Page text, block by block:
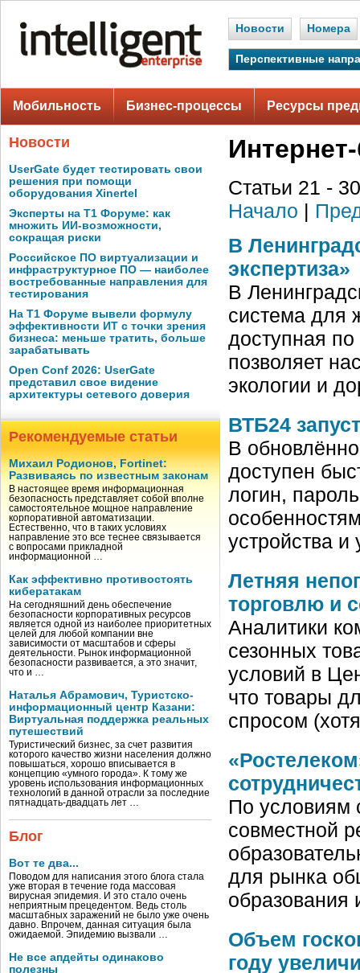
Новости Номера
Перспективные
Мобильность Бизнес-процессы Ресурсы
Новости
UserGate будет тестировать свои
решения при помощи
оборудования Xinertel
Эксперты на Т1 Форуме: как
множить ИИ-возможности,
сокращая риски
Российское ПО виртуализации и
инфраструктурное ПО — наиболее
востребованные направления для
тестирования
На Т1 Форуме вывели формулу
эффективности ИТ с точки зрения
бизнеса: меньше тратить, больше
зарабатывать
Open Conf 2026: UserGate
представил свое видение
архитектуры сетевого доверия
Рекомендуемые статьи
Михаил Родионов, Fortinet:
Развиваясь по известным законам
В настоящее время информационная
безопасность представляет собой вполне
самостоятельное мощное направление
корпоративной автоматизации.
Естественно, что в таких условиях
направление это все теснее связывается
с вопросами прикладной
информационной …
Как эффективно противостоять
кибератакам
На сегодняшний день обеспечение
безопасности корпоративных ресурсов
является одной из наиболее приоритетных
целей для любой компании вне
зависимости от масштабов и сферы
деятельности. Рынок информационной
безопасности развивается, а это значит,
что и …
Наталья Абрамович, Туристско-
информационный центр Казани:
Виртуальная поддержка реальных
путешествий
Туристический бизнес, за счет развития
которого качество жизни населения должно
повышаться, хорошо вписывается в
концепцию «умного города». К тому же
уровень использования информационных
технологий в данной отрасли за последние
пятнадцать-двадцать лет …
Блог
Вот те два...
Поводом для написания этого блога стала
уже вторая в течение года массовая
вирусная эпидемия. И это стало очень
неприятным прецедентом. Ведь столь
масштабных заражений не было уже очень
давно. Впрочем, данная ситуация была
ожидаемой. Эпидемию вызвали …
Не все апдейты одинаково
полезны
Статьи 21 -
Начало |
В
экспертиза»
В
система для
доступная
позволяет
экологии и
ВТБ24
В
доступен
логин,
устройства
Летняя
торговлю и
Аналитики
сезонных
условий в
что товары
спросом
По условиям
совместной
для рынка
Объем
году